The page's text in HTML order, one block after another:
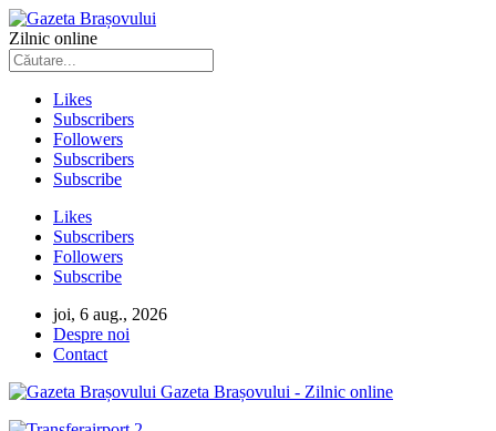
Zilnic online
Likes
Subscribers
Followers
Subscribers
Subscribe
Likes
Subscribers
Followers
Subscribe
joi, 6 aug., 2026
Despre noi
Contact
Gazeta Brașovului - Zilnic online